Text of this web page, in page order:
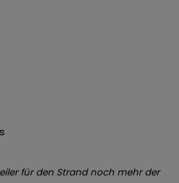
für den Strand noch mehr der